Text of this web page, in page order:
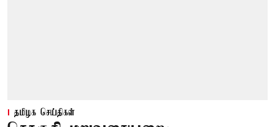
தமிழக செய்திகள்